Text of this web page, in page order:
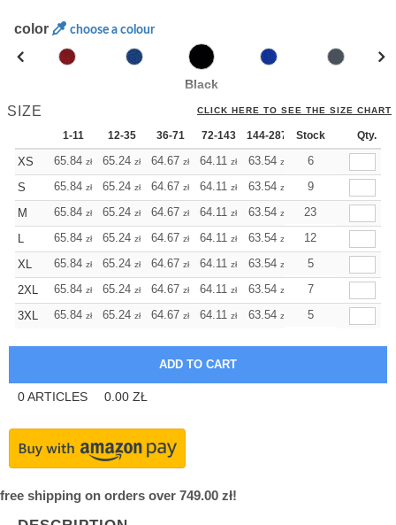
color choose a colour
Black
SIZE CLICK HERE TO SEE THE SIZE CHART
1-11 12-35 36-71 72-143 144-287 288 + More
Stock Qty.
XS 65.84 zł 65.24 zł 64.67 zł 64.11 zł 63.54 zł 63.54
6
S
65.84 zł 65.24 zł 64.67 zł 64.11 zł 63.54 zł 63.54
9
M
65.84 zł 65.24 zł 64.67 zł 64.11 zł 63.54 zł 63.54
23
L
65.84 zł 65.24 zł 64.67 zł 64.11 zł 63.54 zł 63.54
12
XL
65.84 zł 65.24 zł 64.67 zł 64.11 zł 63.54 zł 63.54
5
2XL
65.84 zł 65.24 zł 64.67 zł 64.11 zł 63.54 zł 63.54
7
3XL
65.84 zł 65.24 zł 64.67 zł 64.11 zł 63.54 zł 63.54
5
0ARTICLES 0.00 ZŁ
free shipping on orders over 749.00 zł!